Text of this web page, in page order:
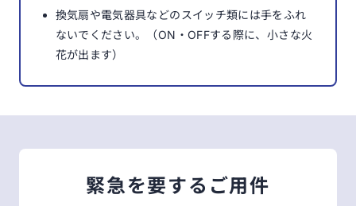
換気扇や電気器具などのスイッチ類には手をふれ
ないでください。（ON・OFFする際に、小さな火
花が出ます）
緊急を要するご用件